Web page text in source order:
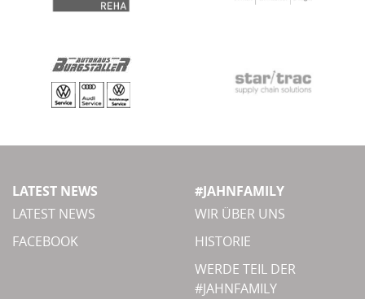
LATEST NEWS
LATEST NEWS
FACEBOOK
#JAHNFAMILY
WIR ÜBER UNS
HISTORIE
WERDE TEIL DER
#JAHNFAMILY